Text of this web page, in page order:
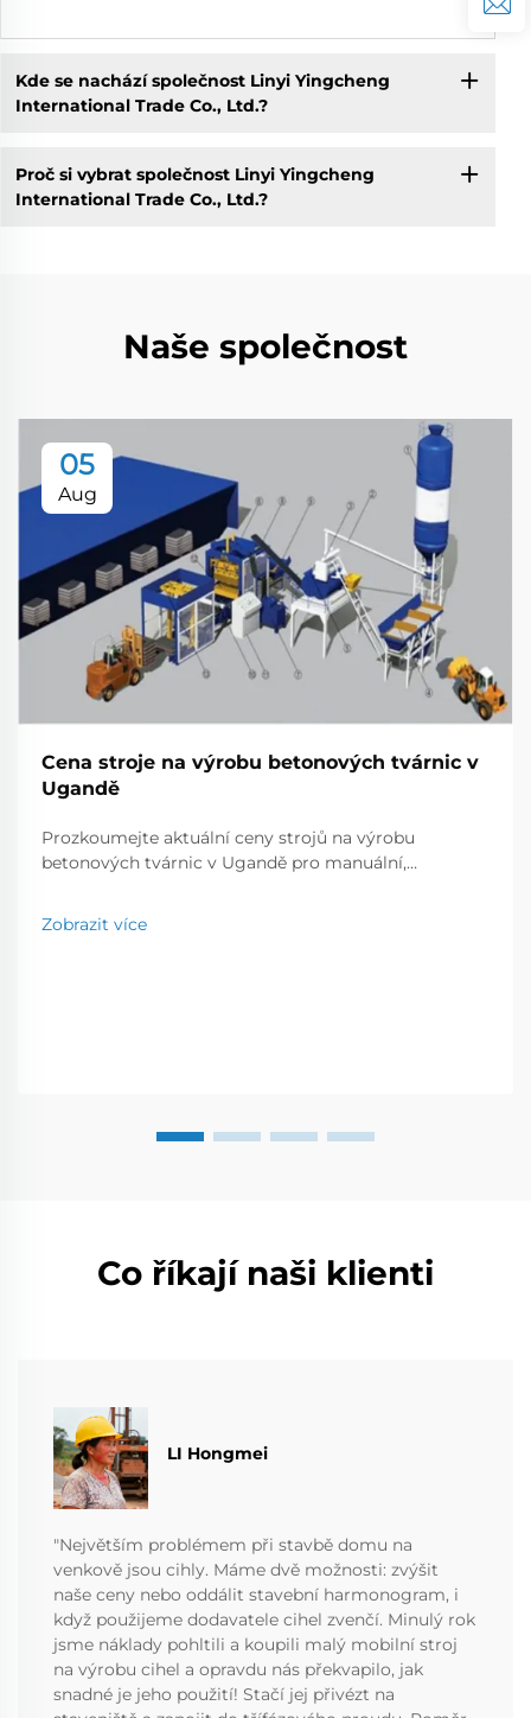
Kde se nachází společnost Linyi Yingcheng
International Trade Co., Ltd.?
Proč si vybrat společnost Linyi Yingcheng
International Trade Co., Ltd.?
Naše společnost
05
Aug
Cena stroje na výrobu betonových tvárnic v
Ugandě
Prozkoumejte aktuální ceny strojů na výrobu
betonových tvárnic v Ugandě pro manuální,
Porovnejte výrobní kapacitu, značky a náklady, abyste
našli nejlepší řešení pro vaše podnikatelské potřeby.
Zobrazit více
Co říkají naši klienti
LI Hongmei
"Největším problémem při stavbě domu na
venkově jsou cihly. Máme dvě možnosti: zvýšit
naše ceny nebo oddálit stavební harmonogram, i
když použijeme dodavatele cihel zvenčí. Minulý rok
jsme náklady pohltili a koupili malý mobilní stroj
na výrobu cihel a opravdu nás překvapilo, jak
snadné je jeho použití! Stačí jej přivézt na